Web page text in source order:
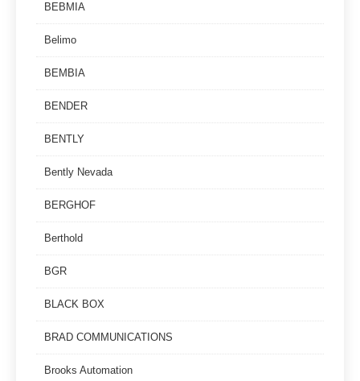
BEBMIA
Belimo
BEMBIA
BENDER
BENTLY
Bently Nevada
BERGHOF
Berthold
BGR
BLACK BOX
BRAD COMMUNICATIONS
Brooks Automation